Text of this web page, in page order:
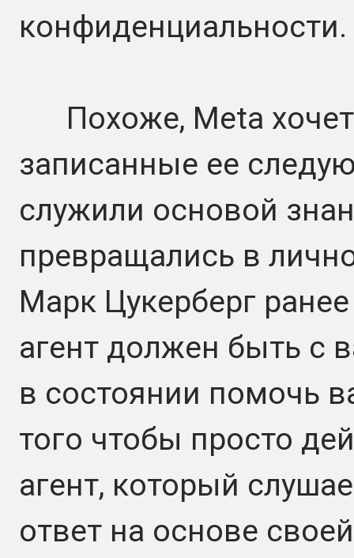
конфиденциальности.
Похоже, Meta
записанные ее
служили основой
превращались в
Марк Цукерберг
агент должен быть с
в состоянии помочь
того чтобы просто
агент, который
ответ на основе